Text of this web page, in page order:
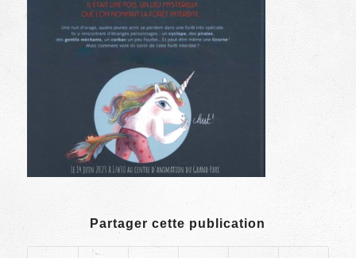
Partager cette publication